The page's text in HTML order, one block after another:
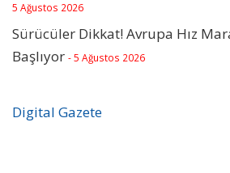
5 Ağustos 2026
Sürücüler Dikkat! Avrupa Hız
Başlıyor - 5 Ağustos 2026
Digital Gazete